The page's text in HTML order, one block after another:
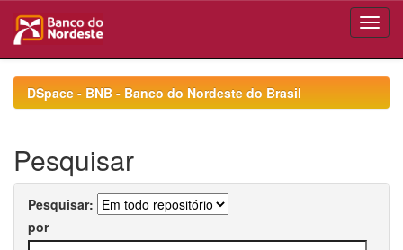
navigationDSpace - BNB - Banco do Nordeste do Brasil
Pesquisar
Pesquisar:
por